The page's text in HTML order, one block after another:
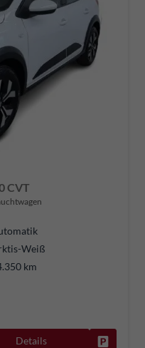
CVT
Weiß
km
Details